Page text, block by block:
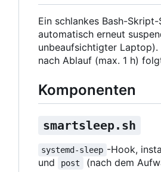
Ein schlankes Bash-Skript-
automatisch erneut
unbeaufsichtigter
nach Ablauf (max. 1 h)
Komponenten
smartsleep.sh
systemd-sleep -Hook,
und
post (nach dem